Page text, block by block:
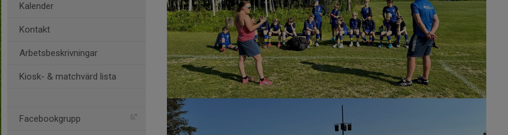
Kalender
Kontakt
Arbetsbeskrivningar
Kiosk- & matchvärd lista
Facebookgrupp